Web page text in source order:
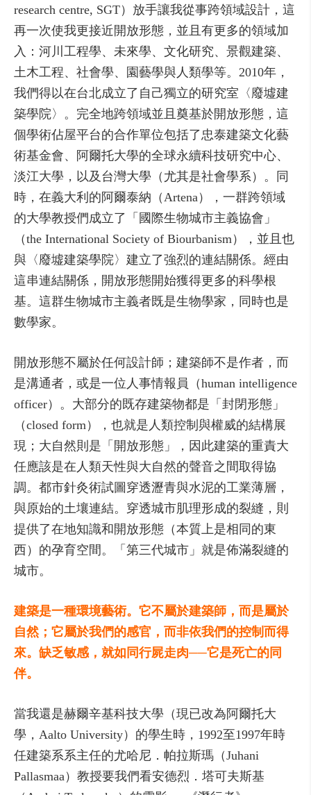
research centre, SGT）放手讓我從事跨領域設計，這
再一次使我更接近開放形態，並且有更多的領域加
入：河川工程學、未來學、文化研究、景觀建築、
土木工程、社會學、園藝學與人類學等。2010年，
我們得以在台北成立了自己獨立的研究室〈廢墟建
築學院〉。完全地跨領域並且奠基於開放形態，這
個學術佔屋平台的合作單位包括了忠泰建築文化藝
術基金會、阿爾托大學的全球永續科技研究中心、
淡江大學，以及台灣大學（尤其是社會學系）。同
時，在義大利的阿爾泰納（Artena），一群跨領域
的大學教授們成立了「國際生物城市主義協會」
（the International Society of Biourbanism），並且也
與〈廢墟建築學院〉建立了強烈的連結關係。經由
這串連結關係，開放形態開始獲得更多的科學根
基。這群生物城市主義者既是生物學家，同時也是
數學家。
開放形態不屬於任何設計師；建築師不是作者，而
是溝通者，或是一位人事情報員（human intelligence
officer）。大部分的既存建築物都是「封閉形態」
（closed form），也就是人類控制與權威的結構展
現；大自然則是「開放形態」，因此建築的重責大
任應該是在人類天性與大自然的聲音之間取得協
調。都市針灸術試圖穿透瀝青與水泥的工業薄層，
與原始的土壤連結。穿透城市肌理形成的裂縫，則
提供了在地知識和開放形態（本質上是相同的東
西）的孕育空間。「第三代城市」就是佈滿裂縫的
城市。
建築是一種環境藝術。它不屬於建築師，而是屬於
自然；它屬於我們的感官，而非依我們的控制而得
來。缺乏敏感，就如同行屍走肉──它是死亡的同
伴。
當我還是赫爾辛基科技大學（現已改為阿爾托大
學，Aalto University）的學生時，1992至1997年時
任建築系系主任的尤哈尼．帕拉斯瑪（Juhani
Pallasmaa）教授要我們看安德烈．塔可夫斯基